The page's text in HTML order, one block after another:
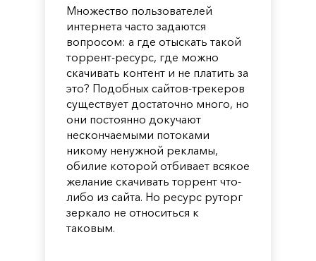
Множество пользователей
интернета часто задаются
вопросом: а где отыскать такой
торрент-ресурс, где можно
скачивать контент и не платить за
это? Подобных сайтов-трекеров
существует достаточно много, но
они постоянно докучают
нескончаемыми потоками
никому ненужной рекламы,
обилие которой отбивает всякое
желание скачивать торрент что-
либо из сайта. Но ресурс руторг
зеркало не относиться к
таковым.